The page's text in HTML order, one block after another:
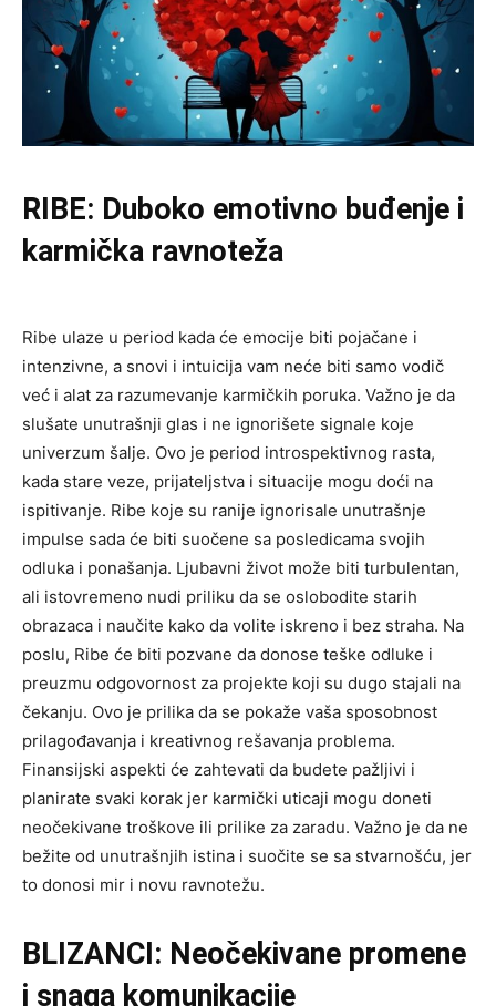
RIBE: Duboko emotivno buđenje i
karmička ravnoteža
Ribe ulaze u period kada će emocije biti pojačane i
intenzivne, a snovi i intuicija vam neće biti samo vodič
već i alat za razumevanje karmičkih poruka. Važno je da
slušate unutrašnji glas i ne ignorišete signale koje
univerzum šalje. Ovo je period introspektivnog rasta,
kada stare veze, prijateljstva i situacije mogu doći na
ispitivanje. Ribe koje su ranije ignorisale unutrašnje
impulse sada će biti suočene sa posledicama svojih
odluka i ponašanja. Ljubavni život može biti turbulentan,
ali istovremeno nudi priliku da se oslobodite starih
obrazaca i naučite kako da volite iskreno i bez straha. Na
poslu, Ribe će biti pozvane da donose teške odluke i
preuzmu odgovornost za projekte koji su dugo stajali na
čekanju. Ovo je prilika da se pokaže vaša sposobnost
prilagođavanja i kreativnog rešavanja problema.
Finansijski aspekti će zahtevati da budete pažljivi i
planirate svaki korak jer karmički uticaji mogu doneti
neočekivane troškove ili prilike za zaradu. Važno je da ne
bežite od unutrašnjih istina i suočite se sa stvarnošću, jer
to donosi mir i novu ravnotežu.
BLIZANCI: Neočekivane promene
i snaga komunikacije